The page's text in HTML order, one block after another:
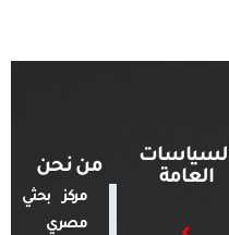
العامة
من نحن
مركز بحثي
مصري